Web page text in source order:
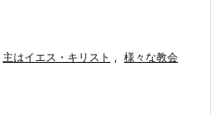
主はイエス・キリスト , 様々な教会